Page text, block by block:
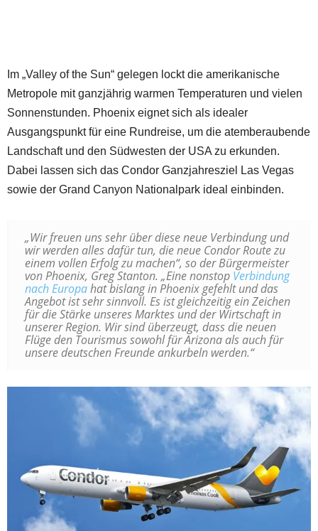
Im „Valley of the Sun“ gelegen lockt die amerikanische
Metropole mit ganzjährig warmen Temperaturen und vielen
Sonnenstunden. Phoenix eignet sich als idealer
Ausgangspunkt für eine Rundreise, um die atemberaubende
Landschaft und den Südwesten der USA zu erkunden.
Dabei lassen sich das Condor Ganzjahresziel Las Vegas
sowie der Grand Canyon Nationalpark ideal einbinden.
„Wir freuen uns sehr über diese neue Verbindung und
wir werden alles dafür tun, die neue Condor Route zu
einem vollen Erfolg zu machen“, so der Bürgermeister
von Phoenix, Greg Stanton. „Eine nonstop Verbindung
nach Europahat bislang in Phoenix gefehlt und das
Angebot ist sehr sinnvoll. Es ist gleichzeitig ein Zeichen
für die Stärke unseres Marktes und der Wirtschaft in
unserer Region. Wir sind überzeugt, dass die neuen
Flüge den Tourismus sowohl für Arizona als auch für
unsere deutschen Freunde ankurbeln werden.“